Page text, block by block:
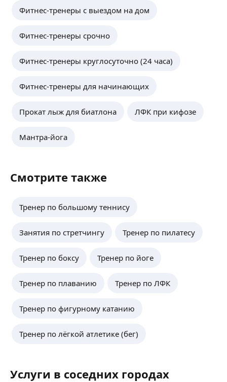
Фитнес-тренеры с выездом на дом
Фитнес-тренеры срочно
Фитнес-тренеры круглосуточно (24 часа)
Фитнес-тренеры для начинающих
Прокат лыж для биатлона ЛФК при кифозе
Мантра-йога
Смотрите также
Тренер по большому теннису
Занятия по стретчингу Тренер по пилатесу
Тренер по боксу Тренер по йоге
Тренер по плаванию Тренер по ЛФК
Тренер по фигурному катанию
Тренер по лёгкой атлетике (бег)
Услуги в соседних городах